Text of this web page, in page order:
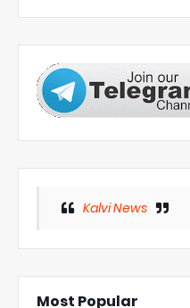
Kalvi News
Most Popular